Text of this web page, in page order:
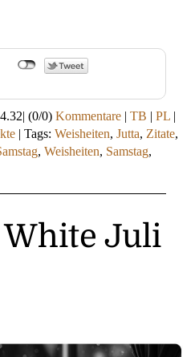
| (0/0) Kommentare | TB | PL |
| Tags: Weisheiten, Jutta, Zitate,
, Weisheiten, Samstag,
White Juli